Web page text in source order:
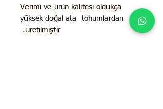
Verimi ve ürün kalitesi oldukça
yüksek doğal ata tohumlardan
üretilmiştir.